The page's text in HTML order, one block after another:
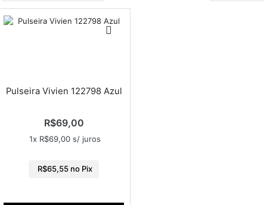
Pulseira Vivien 122798 Azul
R$69,00
1x R$69,00s/ juros
R$65,55 no Pix